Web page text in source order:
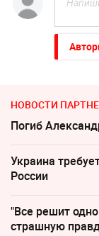
НОВОСТИ
Погиб
Украина
России
"Все решит
страшную